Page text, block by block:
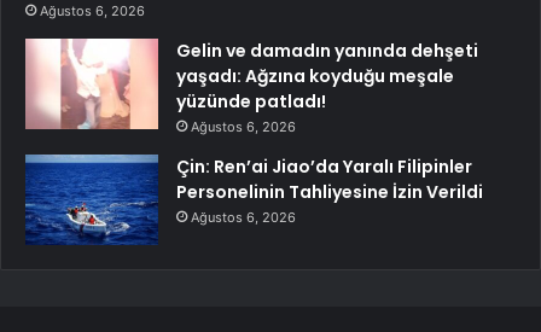
Ağustos 6, 2026
Gelin ve damadın yanında dehşeti
yaşadı: Ağzına koyduğu meşale
yüzünde patladı!
Ağustos 6, 2026
Çin: Ren’ai Jiao’da Yaralı Filipinler
Personelinin Tahliyesine İzin Verildi
Ağustos 6, 2026